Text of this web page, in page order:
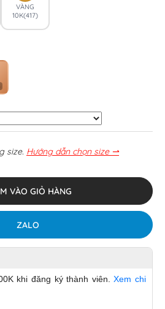
VÀNG
10K(417)
size. Hướng dẫn chọn size ⇀
VÀO GIỎ HÀNG
ZALO
khi đăng ký thành viên.Xem chi